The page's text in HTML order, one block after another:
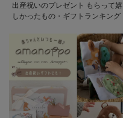
出産祝いのプレゼント もらって嬉
しかったもの・ギフトランキング